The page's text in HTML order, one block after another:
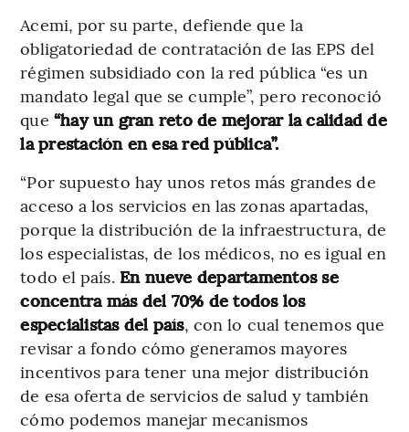
Acemi, por su parte, defiende que la
obligatoriedad de contratación de las EPS del
régimen subsidiado con la red pública “es un
mandato legal que se cumple”, pero reconoció
que “hay un gran reto de mejorar la calidad de
la prestación en esa red pública”.
“Por supuesto hay unos retos más grandes de
acceso a los servicios en las zonas apartadas,
porque la distribución de la infraestructura, de
los especialistas, de los médicos, no es igual en
todo el país. En nueve departamentos se
concentra más del 70% de todos los
especialistas del país, con lo cual tenemos que
revisar a fondo cómo generamos mayores
incentivos para tener una mejor distribución
de esa oferta de servicios de salud y también
cómo podemos manejar mecanismos